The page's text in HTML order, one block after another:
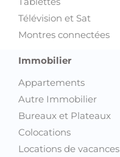
Télévision et Sat
Montres connectées
Immobilier
Appartements
Autre Immobilier
Bureaux et Plateaux
Colocations
Locations de vacances